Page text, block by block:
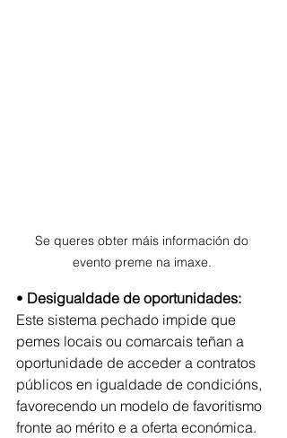
Se queres obter máis información do
evento preme na imaxe.
• Desigualdade de oportunidades:
Este sistema pechado impide que
pemes locais ou comarcais teñan a
oportunidade de acceder a contratos
públicos en igualdade de condicións,
favorecendo un modelo de favoritismo
fronte ao mérito e a oferta económica.